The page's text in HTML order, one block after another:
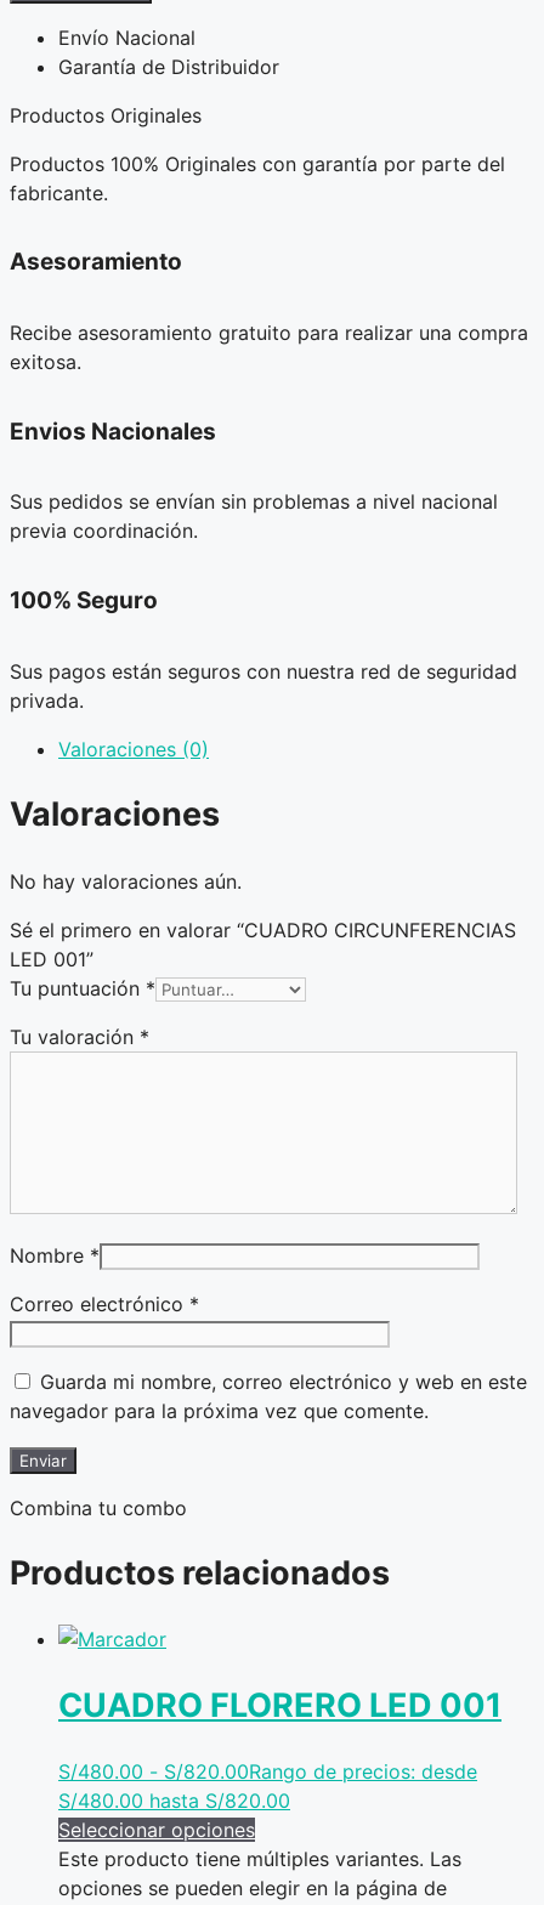
Envío Nacional
Garantía de Distribuidor
Productos Originales
Productos 100% Originales con garantía por parte del
fabricante.
Asesoramiento
Recibe asesoramiento gratuito para realizar una compra
exitosa.
Envios Nacionales
Sus pedidos se envían sin problemas a nivel nacional
previa coordinación.
100% Seguro
Sus pagos están seguros con nuestra red de seguridad
privada.
Valoraciones (0)
Valoraciones
No hay valoraciones aún.
Sé el primero en valorar “CUADRO CIRCUNFERENCIAS
LED 001”
Tu puntuación *
Tu valoración *
Nombre *
Correo electrónico *
Guarda mi nombre, correo electrónico y web en este
navegador para la próxima vez que comente.
Combina tu combo
Productos relacionados
CUADRO FLORERO LED 001
S/480.00 - S/820.00Rango de precios: desde
S/480.00 hasta S/820.00
Seleccionar opciones
Este producto tiene múltiples variantes. Las
opciones se pueden elegir en la página de